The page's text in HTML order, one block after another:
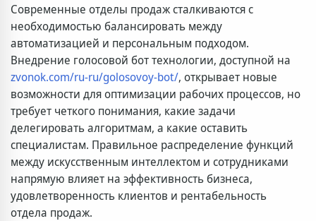
Современные отделы продаж сталкиваются с
необходимостью балансировать между
автоматизацией и персональным подходом.
Внедрение голосовой бот технологии, доступной на
zvonok.com/ru-ru/golosovoy-bot/, открывает новые
возможности для оптимизации рабочих процессов, но
требует четкого понимания, какие задачи
делегировать алгоритмам, а какие оставить
специалистам. Правильное распределение функций
между искусственным интеллектом и сотрудниками
напрямую влияет на эффективность бизнеса,
удовлетворенность клиентов и рентабельность
отдела продаж.